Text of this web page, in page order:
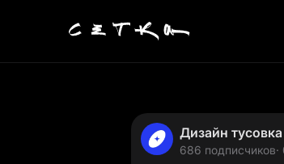
Дизайн тусовка
686 подписчиков